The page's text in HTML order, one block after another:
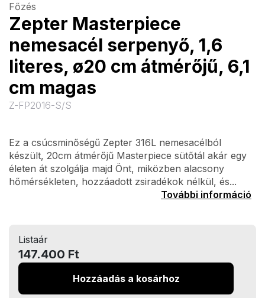
Főzés
Zepter Masterpiece
nemesacél serpenyő, 1,6
literes, ø20 cm átmérőjű, 6,1
cm magas
Z-FP2016-S/S
Ez a csúcsminőségű Zepter 316L nemesacélból
készült, 20cm átmérőjű Masterpiece sütőtál akár egy
életen át szolgálja majd Önt, miközben alacsony
hőmérsékleten, hozzáadott zsiradékok nélkül, és...
További információ
Listaár
147.400 Ft
Hozzáadás a kosárhoz